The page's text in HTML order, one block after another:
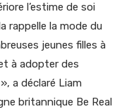
l’estime de soi
rappelle la mode du
jeunes filles à
à adopter des
a déclaré Liam
britannique Be Real